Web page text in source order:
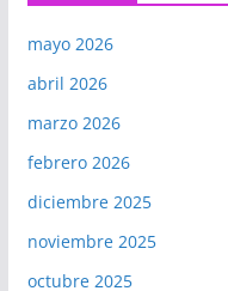
mayo 2026
abril 2026
marzo 2026
febrero 2026
diciembre 2025
noviembre 2025
octubre 2025